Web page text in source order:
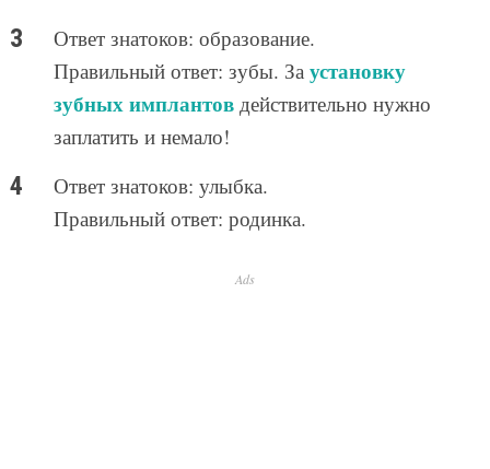
Ответ знатоков: образование.
Правильный ответ: зубы. За установку
зубных имплантовдействительно нужно
заплатить и немало!
Ответ знатоков: улыбка.
Правильный ответ: родинка.
Ads